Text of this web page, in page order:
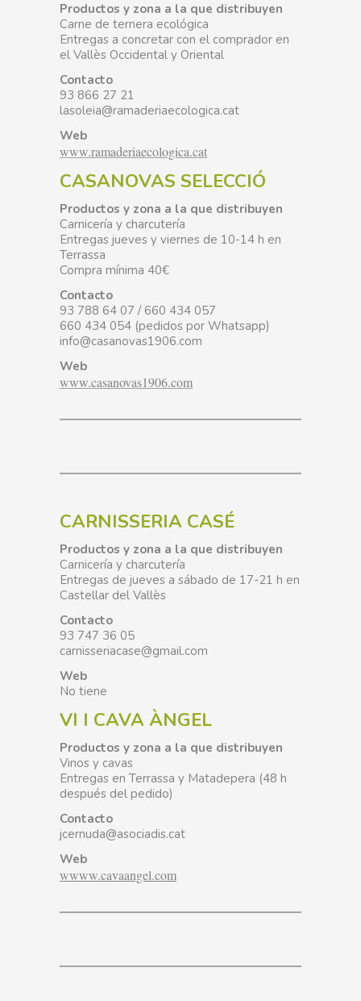
Productos y zona a la que distribuyen
Carne de ternera ecológica
Entregas a concretar con el comprador en
el Vallès Occidental y Oriental
Contacto
93 866 27 21
lasoleia@ramaderiaecologica.cat
Web
www.ramaderiaecologica.cat
CASANOVAS SELECCIÓ
Productos y zona a la que distribuyen
Carnicería y charcutería
Entregas jueves y viernes de 10-14 h en
Terrassa
Compra mínima 40€
Contacto
93 788 64 07 / 660 434 057
660 434 054 (pedidos por Whatsapp)
info@casanovas1906.com
Web
www.casanovas1906.com
CARNISSERIA CASÉ
Productos y zona a la que distribuyen
Carnicería y charcutería
Entregas de jueves a sábado de 17-21 h en
Castellar del Vallès
Contacto
93 747 36 05
carnisseriacase@gmail.com
Web
No tiene
VI I CAVA ÀNGEL
Productos y zona a la que distribuyen
Vinos y cavas
Entregas en Terrassa y Matadepera (48 h
después del pedido)
Contacto
jcernuda@asociadis.cat
Web
wwww.cavaangel.com